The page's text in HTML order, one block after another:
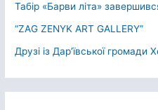
Табір «Барви літа»
“ZAG ZENYK ART GALLERY”
Друзі із Дарʼївської громади